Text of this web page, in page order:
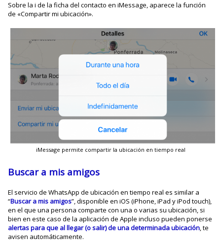
Sobre la i de la ficha del contacto en iMessage, aparece la función
de «Compartir mi ubicación».
iMessage permite compartir la ubicación en tiempo real
Buscar a mis amigos
El servicio de WhatsApp de ubicación en tiempo real es similar a
“Buscar a mis amigos”, disponible en iOS (iPhone, iPad y iPod touch),
en el que una persona comparte con una o varias su ubicación, si
bien en este caso de la aplicación de Apple incluso pueden ponerse
alertas para que al llegar (o salir) de una determinada ubicación, te
avisen automáticamente.